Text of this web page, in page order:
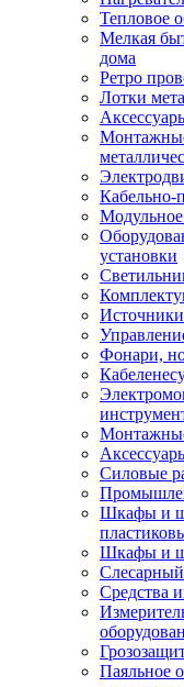
Тепловое
Мелкая
дома
Ретро
Лотки
Кабельно-
установки
Источники
Фонари,
Силовые
Шкафы и
Шкафы и
Средства
Паяльное